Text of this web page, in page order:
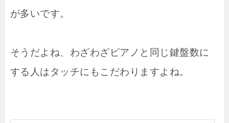
が多いです。
そうだよね、わざわざピアノと同じ鍵盤数に
する人はタッチにもこだわりますよね。